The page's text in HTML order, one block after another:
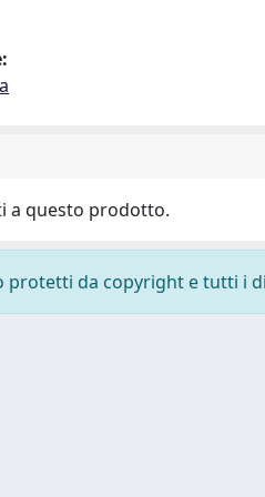
a questo prodotto.
protetti da copyright e tutti i